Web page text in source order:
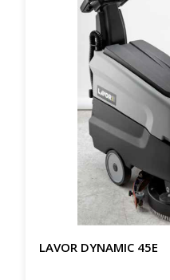
LAVOR DYNAMIC 45E